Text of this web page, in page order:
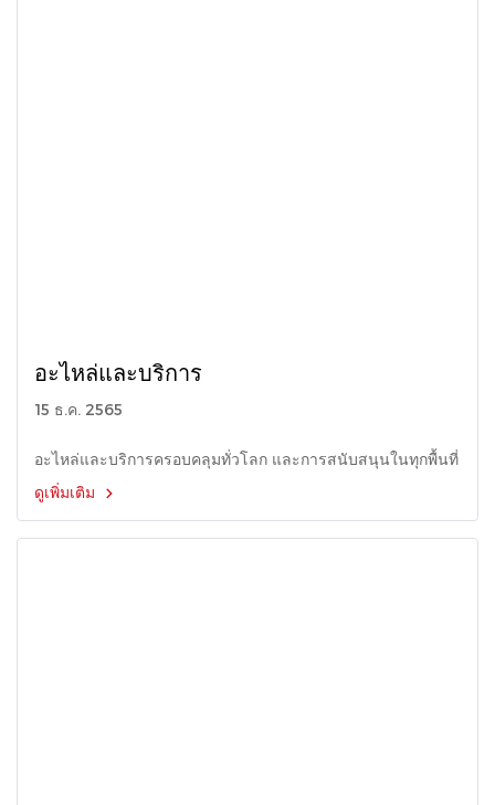
อะไหล่และบริการ
15 ธ.ค. 2565
อะไหล่และบริการครอบคลุมทั่วโลก และการสนับสนุนในทุกพื้นที่
ดูเพิ่มเติม